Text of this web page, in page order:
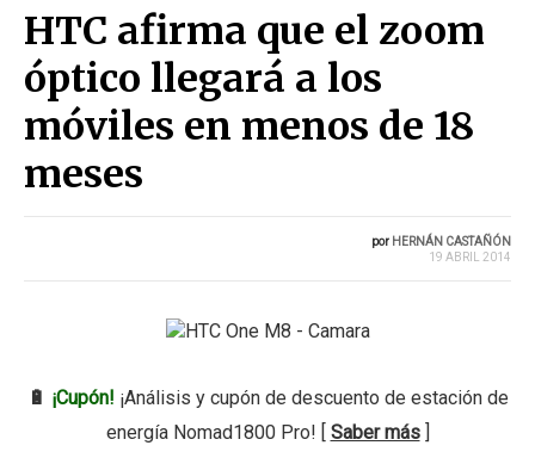
HTC afirma que el zoom
óptico llegará a los
móviles en menos de 18
meses
por HERNÁN CASTAÑÓN
19 ABRIL 2014
🔋 ¡Cupón! ¡Análisis y cupón de descuento de estación de
energía Nomad1800 Pro! [ Saber más]